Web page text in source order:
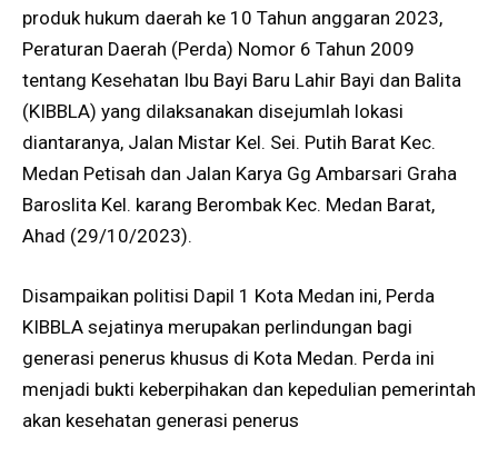
produk hukum daerah ke 10 Tahun anggaran 2023,
Peraturan Daerah (Perda) Nomor 6 Tahun 2009
tentang Kesehatan Ibu Bayi Baru Lahir Bayi dan Balita
(KIBBLA) yang dilaksanakan disejumlah lokasi
diantaranya, Jalan Mistar Kel. Sei. Putih Barat Kec.
Medan Petisah dan Jalan Karya Gg Ambarsari Graha
Baroslita Kel. karang Berombak Kec. Medan Barat,
Ahad (29/10/2023).
Disampaikan politisi Dapil 1 Kota Medan ini, Perda
KIBBLA sejatinya merupakan perlindungan bagi
generasi penerus khusus di Kota Medan. Perda ini
menjadi bukti keberpihakan dan kepedulian pemerintah
akan kesehatan generasi penerus